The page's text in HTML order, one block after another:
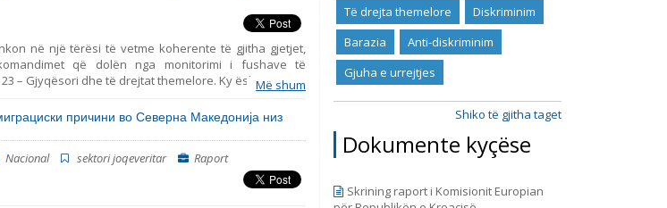
në një tërësi të vetme koherente të gjitha gjetjet,
që dolën nga monitorimi i fushave të
– Gjyqësori dhe të drejtat themelore. Ky është raporti
nga Instituti për Politika Evropiane (EPI) – Shkup, duke
dhe opinionet e organizatave joqeveritare. Gjashtë
mbulojnë periudhat në vijim: tetor 2014 – korrik 2015,
maj 2016 – janar 2018, qershor 2018 – mars 2019, prill
2020 – shtator 2021.
Më shum
причини во Северна Македонија низ
Nacional sektori joqeveritar Raport
Të drejta themelore
Diskriminim
Barazia
Anti-diskriminim
Gjuha e urrejtjes
Shiko të gjitha taget
Dokumente kyçëse
Skrining raport i Komisionit Europian